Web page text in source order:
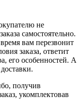
не
самостоятельно.
вам перезвонит
заказа, ответит
его особенностей. А
получив
укомплектовав